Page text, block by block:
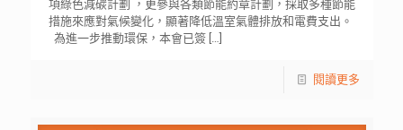
項綠色減碳計劃 ，更參與各類節能約章計劃，採取多種節能
措施來應對氣候變化，顯著降低溫室氣體排放和電費支出。
為進一步推動環保，本會已簽[…]
閱讀更多